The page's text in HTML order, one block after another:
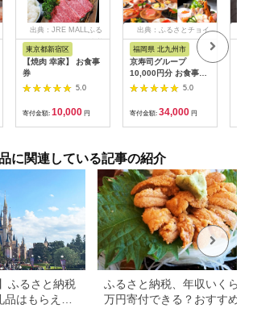
出典：JRE MALLふる
さと納税
東京都新宿区
【焼肉 幸家】 お食事
券
5.0
寄付金額: 10,000 円
出典：ふるさとチョイ
福岡県 北九州市
京寿司グループ
10,000円分 お食事券
1000円×10枚 食事チ
ケット チケット 寿司
福岡県 北九州市
5.0
寄付金額: 34,000 円
に関連している記事の紹介
ふるさと納税
はもらえ
ふるさと納税、年収いくらで
万円寄付できる？おすすめ返